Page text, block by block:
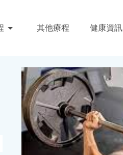
其他療程 健康資訊